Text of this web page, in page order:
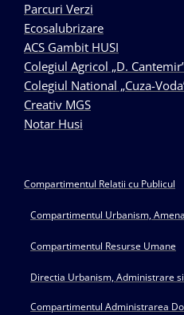
Parcuri Verzi
Ecosalubrizare
ACS Gambit HUSI
Colegiul Agricol „D.
Colegiul National „Cuza-
Creativ MGS
Notar Husi
Compartimentul Relatii cu Publicul
Compartimentul Urbanism,
Compartimentul Resurse Umane
Directia Urbanism, Administrare
Compartimentul Administrarea